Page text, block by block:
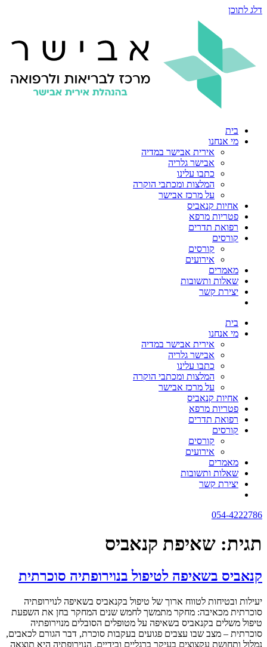
דלג לתוכן
בית
מי אנחנו
אירית אבישר במדיה
אבישר גלריה
כתבו עלינו
המלצות ומכתבי הוקרה
על מרכז אבישר
אחיות קנאביס
פטריות מרפא
רפואת תדרים
קורסים
קורסים
אירועים
מאמרים
שאלות ותשובות
יצירת קשר
בית
מי אנחנו
אירית אבישר במדיה
אבישר גלריה
כתבו עלינו
המלצות ומכתבי הוקרה
על מרכז אבישר
אחיות קנאביס
פטריות מרפא
רפואת תדרים
קורסים
קורסים
אירועים
מאמרים
שאלות ותשובות
יצירת קשר
054-4222786
תגית: שאיפת קנאביס
קנאביס בשאיפה לטיפול בנוירופתיה סוכרתית
יעילות ובטיחות לטווח ארוך של טיפול בקנאביס בשאיפה לנוירופתיה
סוכרתית מכאיבה: מחקר מתמשך לחמש שנים המחקר בחן את השפעת
טיפול משלים בקנאביס בשאיפה על מטופלים הסובלים מנוירופתיה
סוכרתית – מצב שבו עצבים פגועים בעקבות סוכרת, דבר הגורם לכאבים,
נמלול ותחושת עקצוצים בעיקר ברגליים ובידיים. הנוירופתיה היא תוצאה